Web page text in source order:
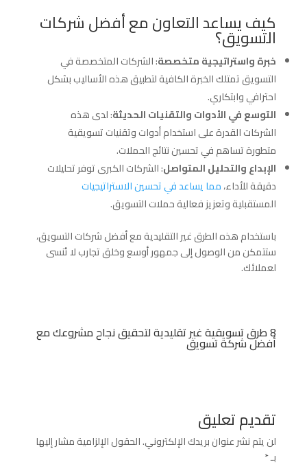
كيف يساعد التعاون مع أفضل شركات
التسويق؟
خبرة واستراتيجية متخصصة: الشركات المتخصصة في
التسويق تمتلك الخبرة الكافية لتطبيق هذه الأساليب بشكل
احترافي وابتكاري.
التوسع في الأدوات والتقنيات الحديثة: لدى هذه
الشركات القدرة على استخدام أدوات وتقنيات تسويقية
متطورة تساهم في تحسين نتائج الحملات.
الإبداع والتحليل المتواصل: الشركات الكبرى توفر تحليلات
دقيقة للأداء،مما يساعد في تحسين الاستراتيجيات
المستقبلية وتعزيز فعالية حملات التسويق.
باستخدام هذه الطرق غير التقليدية مع أفضل شركات التسويق،
ستتمكن من الوصول إلى جمهور أوسع وخلق تجارب لا تُنسى
لعملائك.
8 طرق تسويقية غير تقليدية لتحقيق نجاح مشروعك مع
أفضل شركة تسويق
تقديم تعليق
لن يتم نشر عنوان بريدك الإلكتروني.الحقول الإلزامية مشار إليها
بـ*